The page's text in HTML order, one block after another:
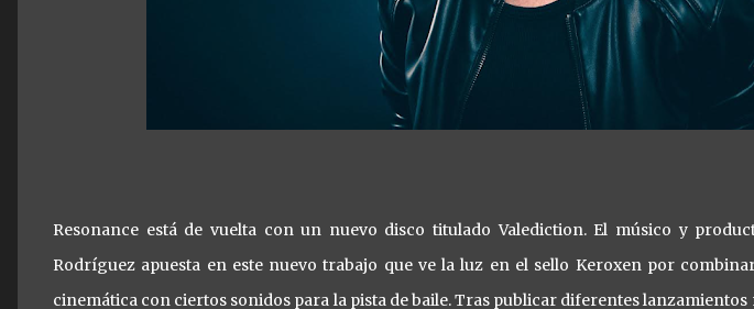
Resonance está de vuelta con un nuevo disco titulado Valediction. El músico y
Rodríguez apuesta en este nuevo trabajo que ve la luz en el sello Keroxen por
cinemática con ciertos sonidos para la pista de baile. Tras publicar diferentes lanzamientos